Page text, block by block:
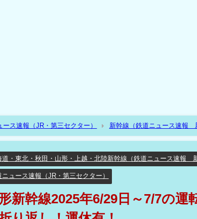
ース速報（JR・第三セクター） 新幹線（鉄道ニュース速報
報 新幹線）
山形新幹線2025年6/29日～7/7の運転計画 直通
道・東北・秋田・山形・上越・北陸新幹線（鉄道ニュース速報
ニュース速報（JR・第三セクター）
新幹線2025年6/29日～7/7の運